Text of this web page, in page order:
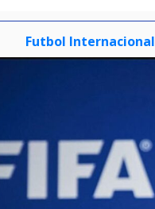
Futbol Internacional